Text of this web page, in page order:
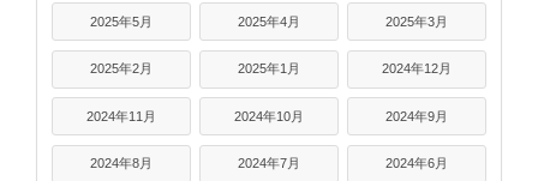
2025年5月 2025年4月 2025年3月
2025年2月 2025年1月 2024年12月
2024年11月 2024年10月 2024年9月
2024年8月 2024年7月 2024年6月